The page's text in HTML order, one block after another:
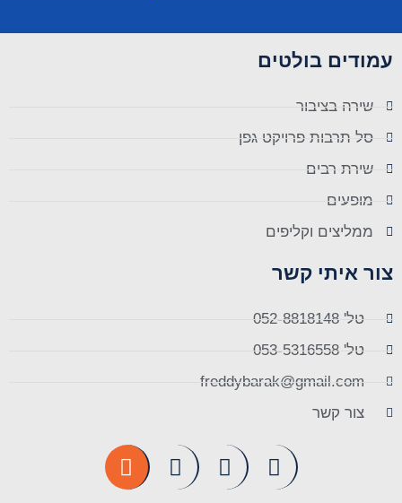
עמודים בולטים
שירה בציבור
סל תרבות פרויקט גפן
שירת רבים
מופעים
ממליצים וקליפים
צור איתי קשר
טל' 052-8818148
טל' 053-5316558
freddybarak@gmail.com
צור קשר